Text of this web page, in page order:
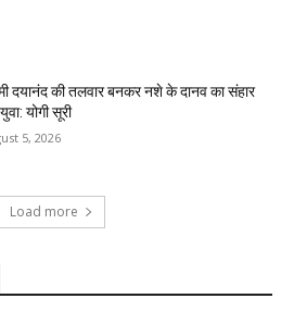
दयानंद की तलवार बनकर नशे के दानव का संहार
योगी सूरी
5, 2026
Load more